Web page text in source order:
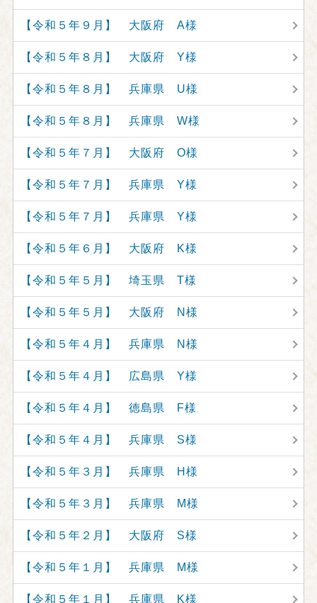
【令和５年９月】 大阪府 A様
【令和５年８月】 大阪府 Y様
【令和５年８月】 兵庫県 U様
【令和５年８月】 兵庫県 W様
【令和５年７月】 大阪府 O様
【令和５年７月】 兵庫県 Y様
【令和５年７月】 兵庫県 Y様
【令和５年６月】 大阪府 K様
【令和５年５月】 埼玉県 T様
【令和５年５月】 大阪府 N様
【令和５年４月】 兵庫県 N様
【令和５年４月】 広島県 Y様
【令和５年４月】 徳島県 F様
【令和５年４月】 兵庫県 S様
【令和５年３月】 兵庫県 H様
【令和５年３月】 兵庫県 M様
【令和５年２月】 大阪府 S様
【令和５年１月】 兵庫県 M様
【令和５年１月】 兵庫県 K様